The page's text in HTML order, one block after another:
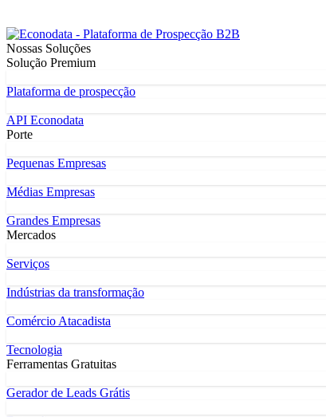
Nossas Soluções
Solução Premium
Plataforma de prospecção
API Econodata
Porte
Pequenas Empresas
Médias Empresas
Grandes Empresas
Mercados
Serviços
Indústrias da transformação
Comércio Atacadista
Tecnologia
Ferramentas Gratuitas
Gerador de Leads Grátis